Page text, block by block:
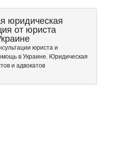
юридическая
от юриста
юриста и
в Украине. Юридическая
и адвокатов